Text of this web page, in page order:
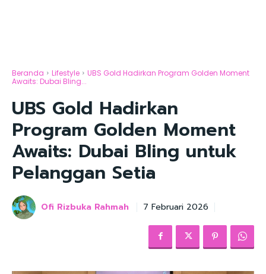
Beranda Lifestyle
UBS Gold Hadirkan Program Golden Moment
Awaits: Dubai Bling...
UBS Gold Hadirkan
Program Golden Moment
Awaits: Dubai Bling untuk
Pelanggan Setia
Ofi Rizbuka Rahmah 7 Februari 2026